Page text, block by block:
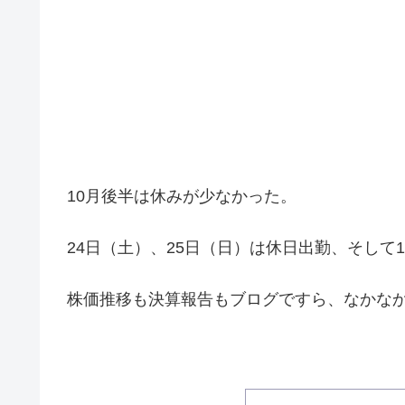
10月後半は休みが少なかった。
24日（土）、25日（日）は休日出勤、そし
株価推移も決算報告もブログですら、なかな